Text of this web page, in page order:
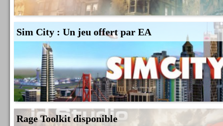
Sim City : Un jeu offert par EA
Rage Toolkit disponible